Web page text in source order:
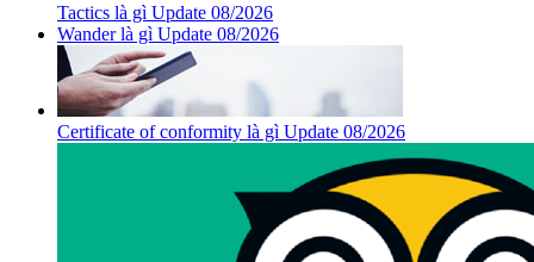
Tactics là gì Update 08/2026
Wander là gì Update 08/2026
Certificate of conformity là gì Update 08/2026